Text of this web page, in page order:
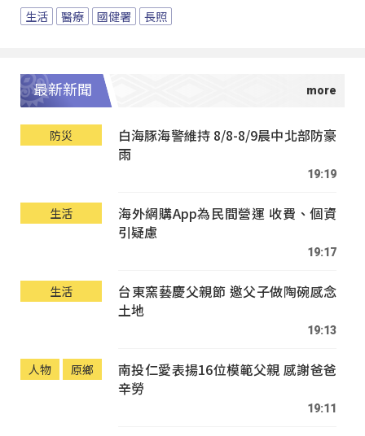
生活 醫療 國健署 長照
最新新聞
防災
白海豚海警維持 8/8-8/9晨中北部防豪
雨
19:19
生活
海外網購App為民間營運 收費、個資
引疑慮
19:17
生活
台東窯藝慶父親節 邀父子做陶碗感念
土地
19:13
人物 原鄉
南投仁愛表揚16位模範父親 感謝爸爸
辛勞
19:11